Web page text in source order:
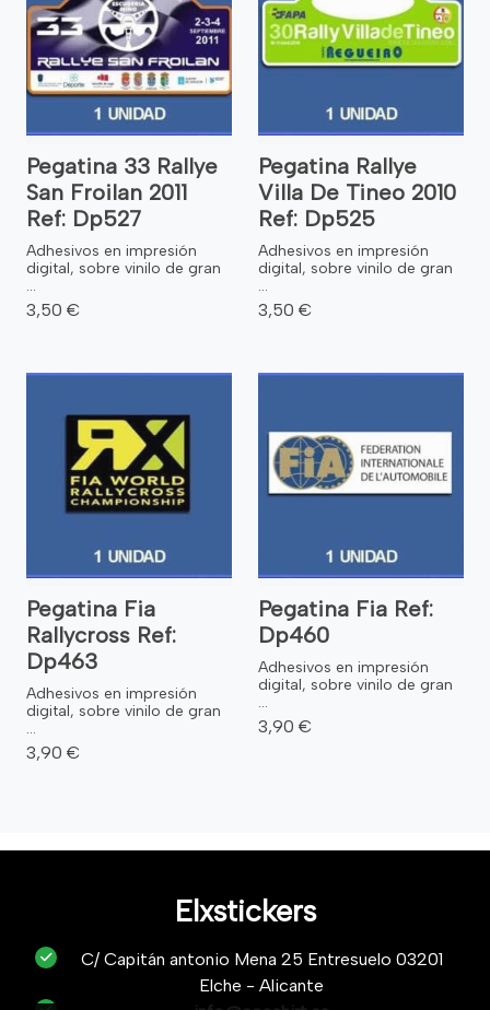
Pegatina 33 Rallye
San Froilan 2011
Ref: Dp527
Adhesivos en impresión
digital, sobre vinilo de gran
...
3,50 €
Pegatina Rallye
Villa De Tineo 2010
Ref: Dp525
Adhesivos en impresión
digital, sobre vinilo de gran
...
3,50 €
Pegatina Fia
Rallycross Ref:
Dp463
Adhesivos en impresión
digital, sobre vinilo de gran
...
3,90 €
Pegatina Fia Ref:
Dp460
Adhesivos en impresión
digital, sobre vinilo de gran
...
3,90 €
Elxstickers
C/ Capitán antonio Mena 25 Entresuelo 03201
Elche - Alicante